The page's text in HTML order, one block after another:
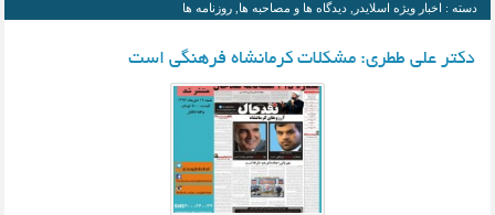
دسته : اخبار ویژه اسلایدر ,دیدگاه ها و مصاحبه ها ,روزنامه ها
دکتر علی ططری: مشکلات کرمانشاه فرهنگی است